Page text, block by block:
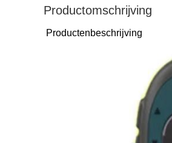
Productomschrijving
Productenbeschrijving